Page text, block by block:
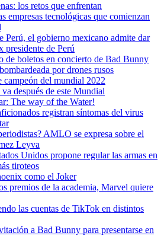
los retos que enfrentan
empresas tecnológicas que comienzan
Perú, el gobierno mexicano admite dar
presidente de Perú
de boletos en concierto de Bad Bunny
por drones rusos
campeón del mundial 2022
después de este Mundial
The way of the Water!
registran síntomas del virus
AMLO se expresa sobre el
Leyva
Unidos propone regular las armas en
tiroteos
como el Joker
premios de la academia, Marvel quiere
las cuentas de TikTok en distintos
a Bad Bunny para presentarse en